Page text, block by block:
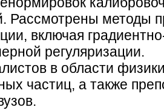
Рассмотрены методы
включая
регуляризации.
в области
частиц, а также